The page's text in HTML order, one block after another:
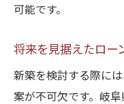
可能です。
将来を見据えたロー
新築を検討する際に
案が不可欠です。岐